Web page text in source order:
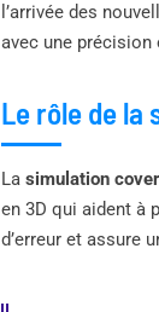
l’arrivée des
avec une précision
Le rôle de la
La simulation
en 3D qui aident à
d’erreur et assure